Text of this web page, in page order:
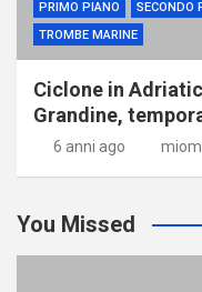
PRIMO PIANO
SECONDO
TROMBE MARINE
Ciclone in
Grandine,
6 anni ago
You Missed